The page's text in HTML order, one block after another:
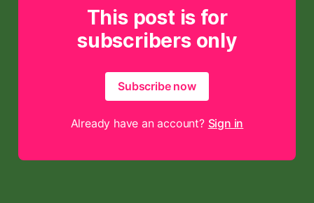
This post is for
subscribers only
Subscribe now
Already have an account? Sign in